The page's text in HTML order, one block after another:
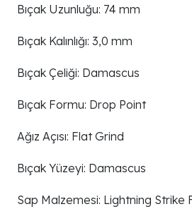
Bıçak Uzunluğu: 74 mm
Bıçak Kalınlığı: 3,0 mm
Bıçak Çeliği: Damascus
Bıçak Formu: Drop Point
Ağız Açısı: Flat Grind
Bıçak Yüzeyi: Damascus
Sap Malzemesi: Lightning Strike